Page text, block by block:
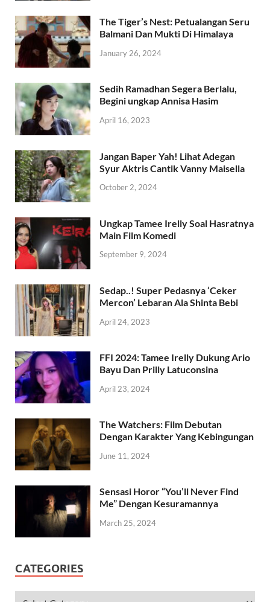
The Tiger’s Nest: Petualangan Seru
Balmani Dan Mukti Di Himalaya
January 26, 2024
Sedih Ramadhan Segera Berlalu,
Begini ungkap Annisa Hasim
April 16, 2023
Jangan Baper Yah! Lihat Adegan
Syur Aktris Cantik Vanny Maisella
October 2, 2024
Ungkap Tamee Irelly Soal Hasratnya
Main Film Komedi
September 9, 2024
Sedap..! Super Pedasnya ‘Ceker
Mercon’ Lebaran Ala Shinta Bebi
April 24, 2023
FFI 2024: Tamee Irelly Dukung Ario
Bayu Dan Prilly Latuconsina
April 23, 2024
The Watchers: Film Debutan
Dengan Karakter Yang Kebingungan
June 11, 2024
Sensasi Horor “You’ll Never Find
Me” Dengan Kesuramannya
March 25, 2024
CATEGORIES